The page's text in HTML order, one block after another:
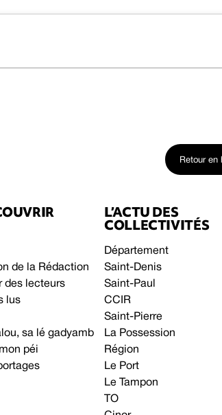
Retour en
de la Rédaction
des lecteurs
lus
sa lé gadyamb
péi
L’ACTU DES
COLLECTIVITÉS
Département
Saint-Denis
Saint-Paul
CCIR
Saint-Pierre
La Possession
Région
Le Port
Le Tampon
TO